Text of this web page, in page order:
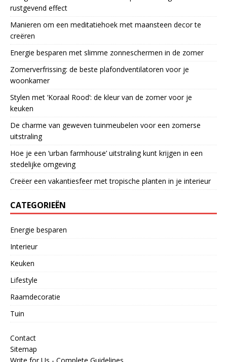
rustgevend effect
Manieren om een meditatiehoek met maansteen decor te
creëren
Energie besparen met slimme zonneschermen in de zomer
Zomerverfrissing: de beste plafondventilatoren voor je
woonkamer
Stylen met ‘Koraal Rood’: de kleur van de zomer voor je
keuken
De charme van geweven tuinmeubelen voor een zomerse
uitstraling
Hoe je een ‘urban farmhouse’ uitstraling kunt krijgen in een
stedelijke omgeving
Creëer een vakantiesfeer met tropische planten in je interieur
CATEGORIEËN
Energie besparen
Interieur
Keuken
Lifestyle
Raamdecoratie
Tuin
Contact
Sitemap